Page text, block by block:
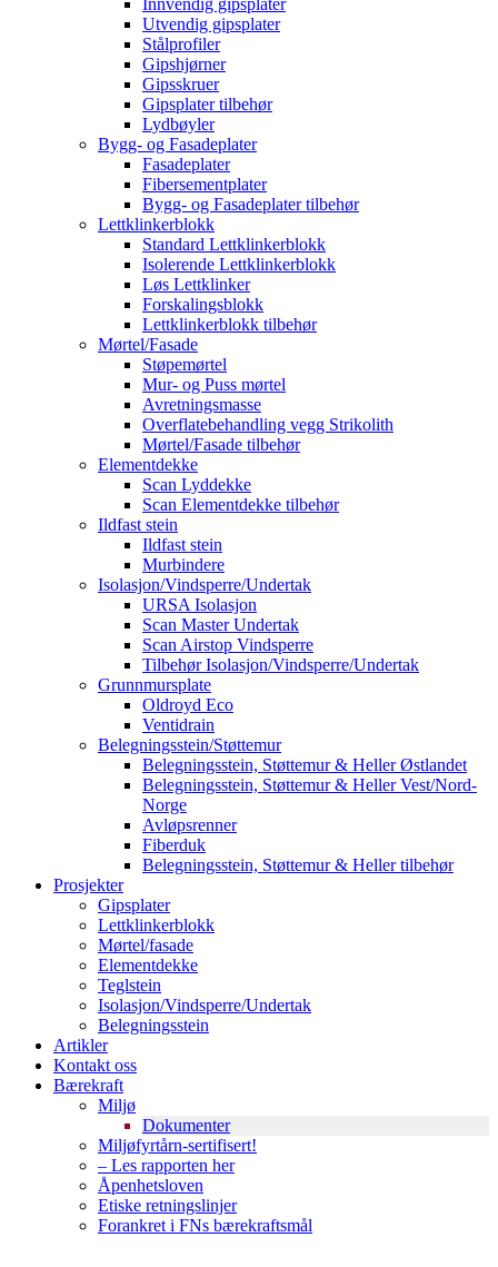
Innvendig gipsplater
Utvendig gipsplater
Stålprofiler
Gipshjørner
Gipsskruer
Gipsplater tilbehør
Lydbøyler
Bygg- og Fasadeplater
Fasadeplater
Fibersementplater
Bygg- og Fasadeplater tilbehør
Lettklinkerblokk
Standard Lettklinkerblokk
Isolerende Lettklinkerblokk
Løs Lettklinker
Forskalingsblokk
Lettklinkerblokk tilbehør
Mørtel/Fasade
Støpemørtel
Mur- og Puss mørtel
Avretningsmasse
Overflatebehandling vegg Strikolith
Mørtel/Fasade tilbehør
Elementdekke
Scan Lyddekke
Scan Elementdekke tilbehør
Ildfast stein
Ildfast stein
Murbindere
Isolasjon/Vindsperre/Undertak
URSA Isolasjon
Scan Master Undertak
Scan Airstop Vindsperre
Tilbehør Isolasjon/Vindsperre/Undertak
Grunnmursplate
Oldroyd Eco
Ventidrain
Belegningsstein/Støttemur
Belegningsstein, Støttemur & Heller Østlandet
Belegningsstein, Støttemur & Heller Vest/Nord-
Norge
Avløpsrenner
Fiberduk
Belegningsstein, Støttemur & Heller tilbehør
Prosjekter
Gipsplater
Lettklinkerblokk
Mørtel/fasade
Elementdekke
Teglstein
Isolasjon/Vindsperre/Undertak
Belegningsstein
Artikler
Kontakt oss
Bærekraft
Miljø
Dokumenter
Miljøfyrtårn-sertifisert!
– Les rapporten her
Åpenhetsloven
Etiske retningslinjer
Forankret i FNs bærekraftsmål